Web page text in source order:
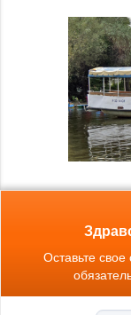
Оставьте свое сообщение и мы